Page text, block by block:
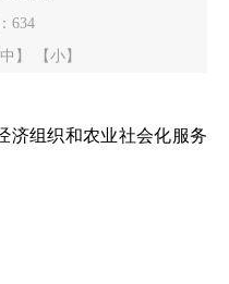
634
中】 【小】
组织和农业社会化服务